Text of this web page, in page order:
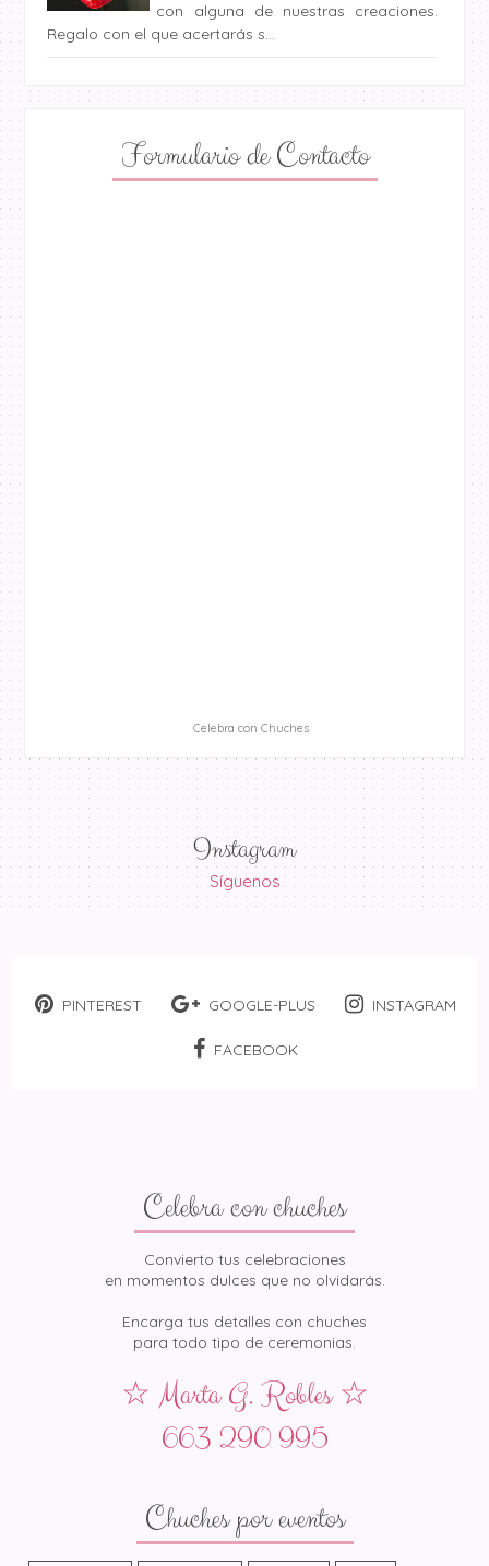
con alguna de nuestras creaciones.
Regalo con el que acertarás s...
Formulario de Contacto
Celebra con Chuches
Instagram
Síguenos
PINTEREST GOOGLE-PLUS INSTAGRAM
FACEBOOK
Celebra con chuches
Convierto tus celebraciones
en momentos dulces que no olvidarás.
Encarga tus detalles con chuches
para todo tipo de ceremonias.
☆ Marta G. Robles ☆
663 290 995
Chuches por eventos